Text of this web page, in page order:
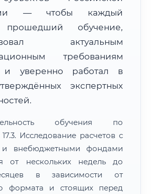
— чтобы каждый
прошедший обучение,
актуальным
требованиям
и уверенно работал в
экспертных
обучения по
Исследование расчетов с
внебюджетными фондами
от нескольких недель до
в зависимости от
формата и стоящих перед